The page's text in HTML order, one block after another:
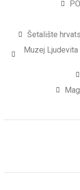
Šetalište
Muzej Ljudevita